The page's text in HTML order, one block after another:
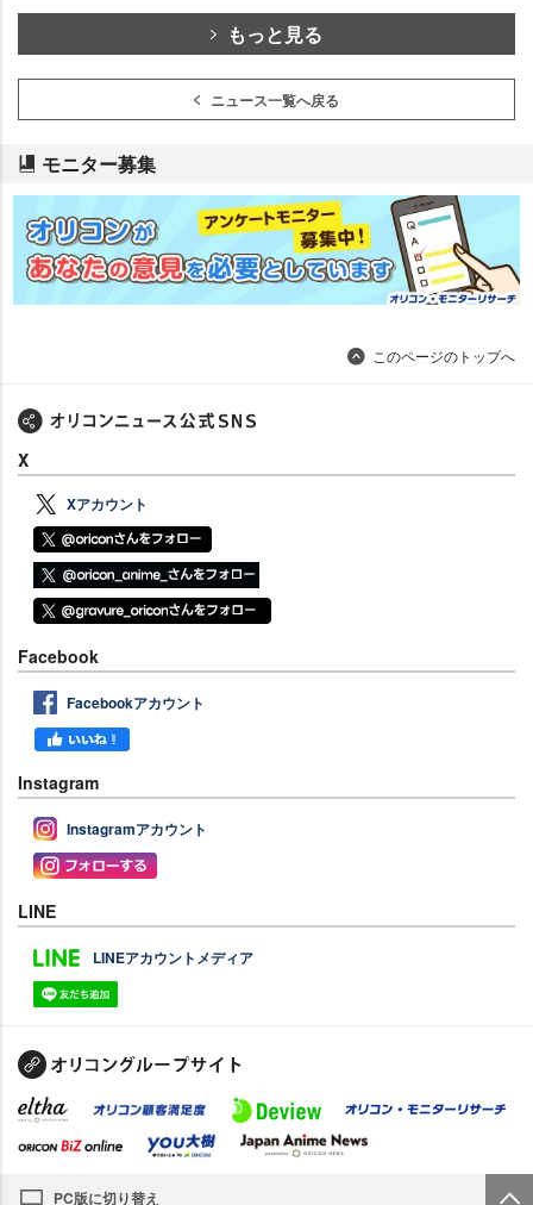
もっと見る
ニュース一覧へ戻る
モニター募集
このページのトップへ
X
Xアカウント
Facebook
Facebookアカウント
Instagram
Instagramアカウント
LINE
LINEアカウントメディア
PC版に切り替え